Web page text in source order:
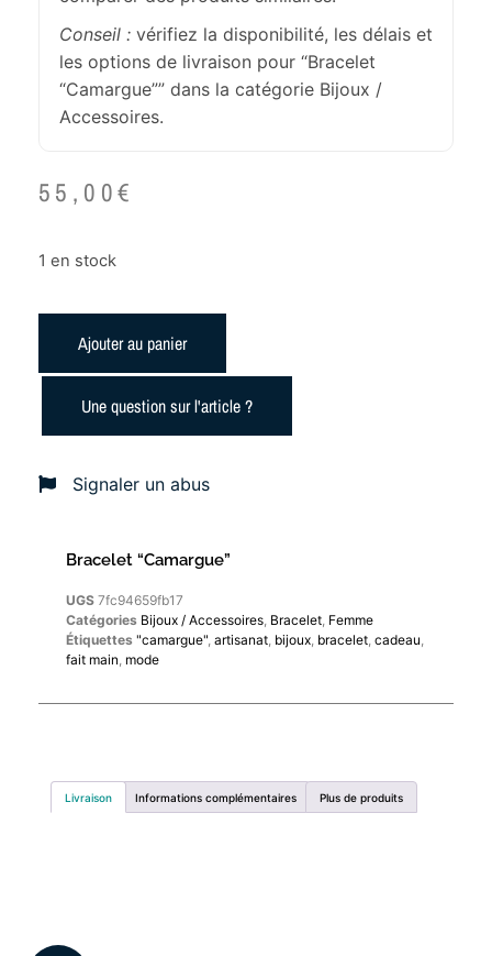
Conseil : vérifiez la disponibilité, les délais et
les options de livraison pour “Bracelet
“Camargue”” dans la catégorie Bijoux /
Accessoires.
55,00€
1 en stock
Ajouter au panier
Une question sur l'article ?
Signaler un abus
Bracelet “Camargue”
UGS 7fc94659fb17
Catégories Bijoux / Accessoires, Bracelet, Femme
Étiquettes "camargue", artisanat, bijoux, bracelet, cadeau,
fait main, mode
Livraison Informations complémentaires Plus de produits